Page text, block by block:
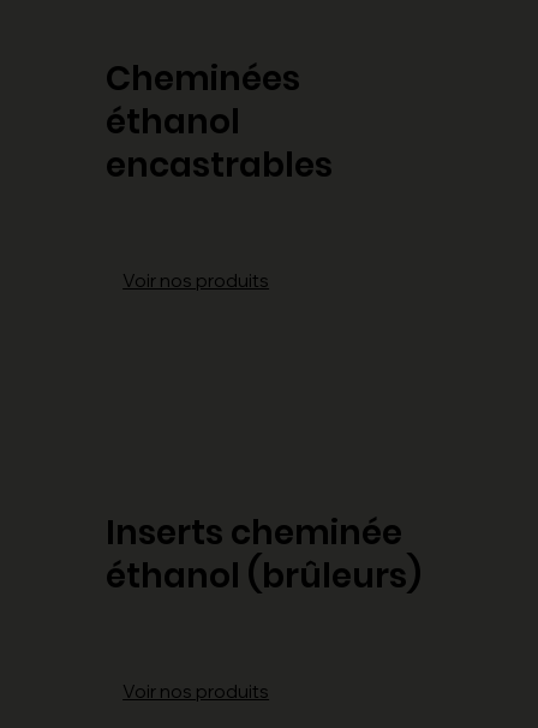
Voir nos produits
Cheminées
éthanol
encastrables
Voir nos produits
Inserts cheminée
éthanol (brûleurs)